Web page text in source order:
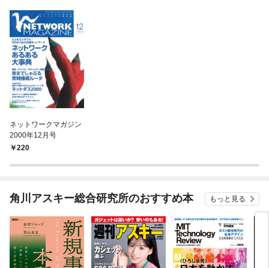
ネットワークマガジン
2000年12月号
220
角川アスキー総合研究所のおすすめ本 もっと見る